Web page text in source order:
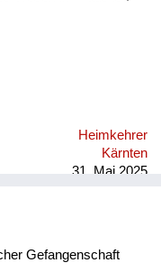
Heimkehrer
Kärnten
31. Mai 2025
Gefangenschaft